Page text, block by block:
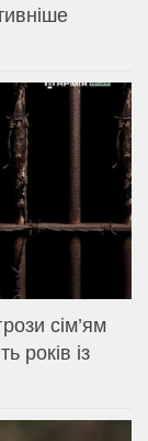
сім’ям
років із